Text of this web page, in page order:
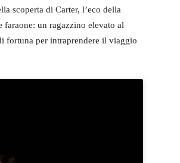
scoperta di Carter, l’eco della
un ragazzino elevato al
fortuna per intraprendere il viaggio